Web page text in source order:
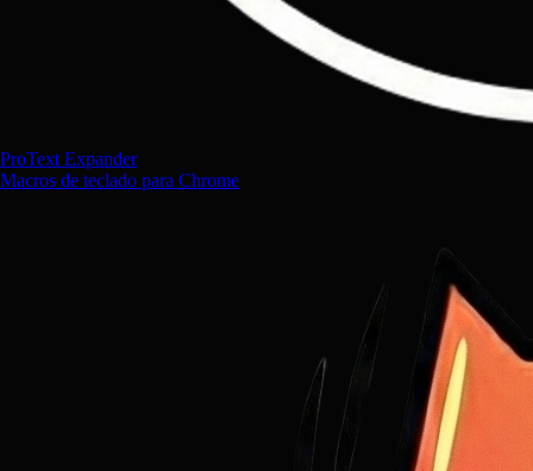
ProText Expander
Macros de teclado para Chrome